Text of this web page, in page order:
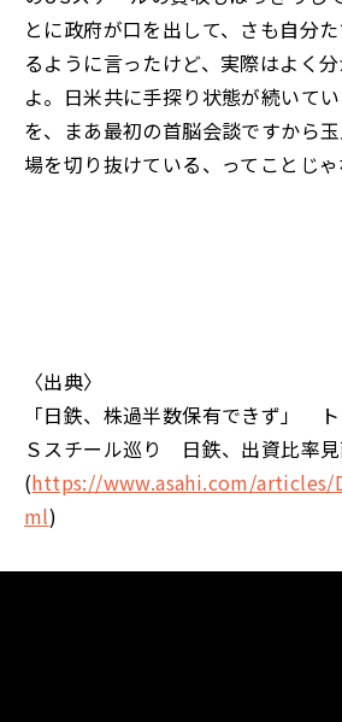
とに政府が口を出して、さも自分
るように言ったけど、実際はよく
よ。日米共に手探り状態が続いて
を、まあ最初の首脳会談ですから
場を切り抜けている、ってことじゃ
〈出典〉
「日鉄、株過半数保有できず」
Ｓスチール巡り 日鉄、出資比率
(https://www.asahi.com/articles/
ml)